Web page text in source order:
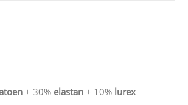
+ 30% elastan + 10% lurex